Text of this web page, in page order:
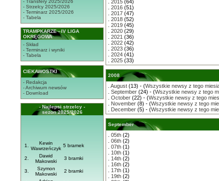
- Transfery 2025/2026
- Strzelcy 2025/2026
- Terminarz 2025/2026
- Tabela
TRAMPKARZE - IV LIGA
OKRĘGOWA
- Skład
- Terminarz i wyniki
- Tabela
CIEKAWOSTKI
- Redakcja
- Archiwum newsów
- Download
- Najlepsi strzelcy -
sezon 2025/2026
1.
Kewin
Wawrzeńczyk
5 bramek
2.
Dawid
Makowski
3 bramki
3.
Szymon
Makowski
2 bramki
2015 (64)
2016 (51)
2017 (47)
2018 (52)
2019 (45)
2020 (29)
2021 (36)
2022 (42)
2023 (36)
2024 (41)
2025 (33)
2008
August (13) - (Wszystkie newsy z tego
September (24) - (Wszystkie newsy z tego
October (22) - (Wszystkie newsy z tego
November (8) - (Wszystkie newsy z tego
December (5) - (Wszystkie newsy z tego
September
05th (2)
06th (2)
07th (1)
10th (1)
14th (2)
16th (2)
17th (1)
19th (2)